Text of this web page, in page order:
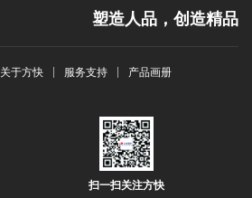
塑造人品，创造精品
关于方快 服务支持 产品画册
扫一扫关注方快